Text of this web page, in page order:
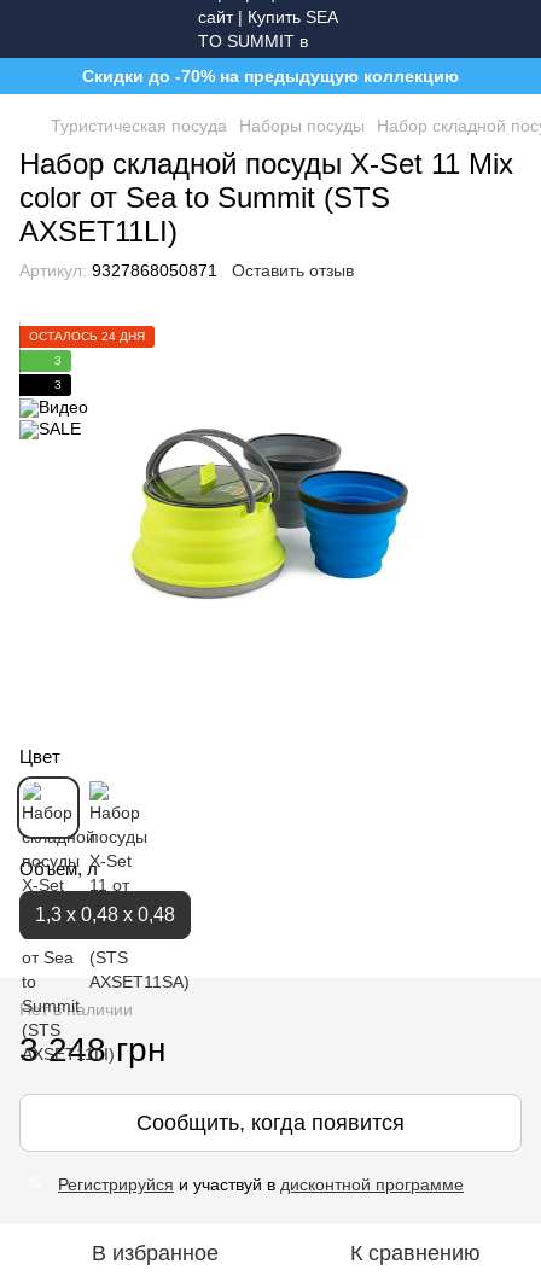
Скидки до -70% на предыдущую коллекцию
Туристическая посуда Наборы посуды Набор складной
Набор складной посуды X-Set 11 Mix
color от Sea to Summit (STS
AXSET11LI)
Артикул: 9327868050871 Оставить отзыв
ОСТАЛОСЬ 24 ДНЯ
3
3
Цвет
Объем, л
1,3 x 0,48 x 0,48
Нет в наличии
3 248 грн
Сообщить, когда появится
Регистрируйся и участвуй в дисконтной программе
В избранное К сравнению